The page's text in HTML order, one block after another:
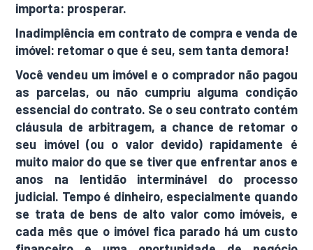
importa: prosperar.
Inadimplência em contrato de compra e venda de
imóvel: retomar o que é seu, sem tanta demora!
Você vendeu um imóvel e o comprador não pagou
as parcelas, ou não cumpriu alguma condição
essencial do contrato. Se o seu contrato contém
cláusula de arbitragem, a chance de retomar o
seu imóvel (ou o valor devido) rapidamente é
muito maior do que se tiver que enfrentar anos e
anos na lentidão interminável do processo
judicial. Tempo é dinheiro, especialmente quando
se trata de bens de alto valor como imóveis, e
cada mês que o imóvel fica parado há um custo